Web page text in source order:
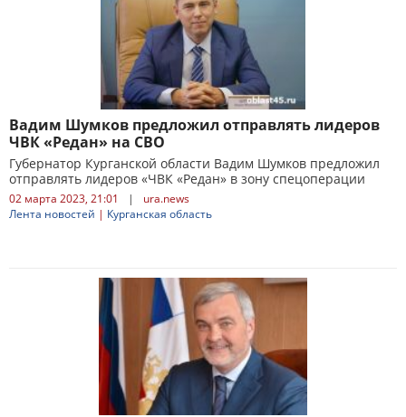
Вадим Шумков предложил отправлять лидеров
ЧВК «Редан» на СВО
Губернатор Курганской области Вадим Шумков предложил
отправлять лидеров «ЧВК «Редан» в зону спецоперации
02 марта 2023, 21:01 |
ura.news
Лента новостей | Курганская область